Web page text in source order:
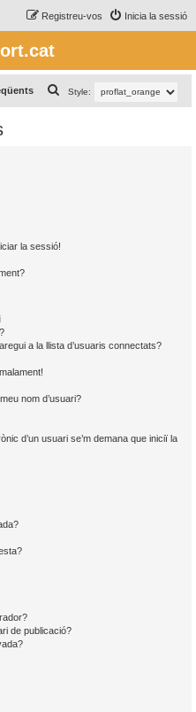
Inicia la sessió
Registreu-vos
Style:
e
la sessió!
a la llista d’usuaris connectats?
nom d’usuari?
d’un usuari se’m demana que iniciï la
de publicació?